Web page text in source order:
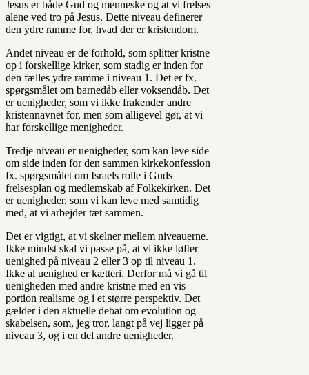
Jesus er både Gud og menneske og at vi frelses
alene ved tro på Jesus. Dette niveau definerer
den ydre ramme for, hvad der er kristendom.
Andet niveau er de forhold, som splitter kristne
op i forskellige kirker, som stadig er inden for
den fælles ydre ramme i niveau 1. Det er fx.
spørgsmålet om barnedåb eller voksendåb. Det
er uenigheder, som vi ikke frakender andre
kristennavnet for, men som alligevel gør, at vi
har forskellige menigheder.
Tredje niveau er uenigheder, som kan leve side
om side inden for den sammen kirkekonfession
fx. spørgsmålet om Israels rolle i Guds
frelsesplan og medlemskab af Folkekirken. Det
er uenigheder, som vi kan leve med samtidig
med, at vi arbejder tæt sammen.
Det er vigtigt, at vi skelner mellem niveauerne.
Ikke mindst skal vi passe på, at vi ikke løfter
uenighed på niveau 2 eller 3 op til niveau 1.
Ikke al uenighed er kætteri. Derfor må vi gå til
uenigheden med andre kristne med en vis
portion realisme og i et større perspektiv. Det
gælder i den aktuelle debat om evolution og
skabelsen, som, jeg tror, langt på vej ligger på
niveau 3, og i en del andre uenigheder.